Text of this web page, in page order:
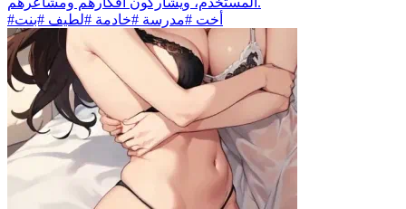
#أخت #مدرسة #خادمة #لطيف #بنت